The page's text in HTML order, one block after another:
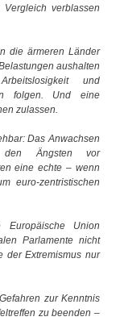
verblassen
die ärmeren Länder
aushalten
und
folgen. Und eine
zulassen.
Das Anwachsen
den Ängsten vor
eine echte – wenn
euro-zentristischen
Europäische Union
Parlamente nicht
der Extremismus nur
zur Kenntnis
zu beenden –